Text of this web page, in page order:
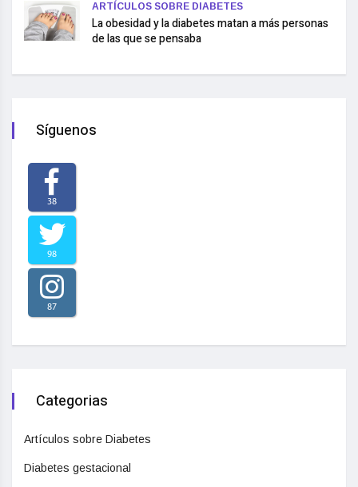
ARTÍCULOS SOBRE DIABETES
La obesidad y la diabetes matan a más personas
de las que se pensaba
Síguenos
38
98
87
Categorias
Artículos sobre Diabetes
Diabetes gestacional